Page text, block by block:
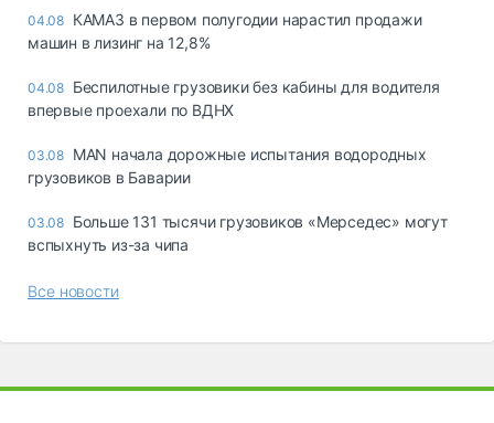
04.08 КАМАЗ в первом полугодии нарастил продажи
машин в лизинг на 12,8%
04.08 Беспилотные грузовики без кабины для водителя
впервые проехали по ВДНХ
03.08 MAN начала дорожные испытания водородных
грузовиков в Баварии
03.08 Больше 131 тысячи грузовиков «Мерседес» могут
вспыхнуть из-за чипа
Все новости